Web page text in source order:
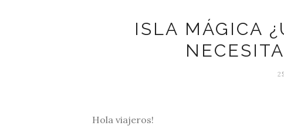
ISLA MÁGICA
Hola viajeros!